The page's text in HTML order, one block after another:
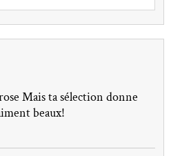
Mais ta sélection donne
beaux!